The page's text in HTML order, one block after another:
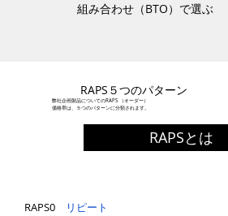
組み合わせ（BTO）で選ぶ
​RAPS５つのパターン
弊社企画製品についてのRAPS （オーダー）
価格帯は、５つのパターンに分類されます。
RAPSとは
RAPS0 リピート